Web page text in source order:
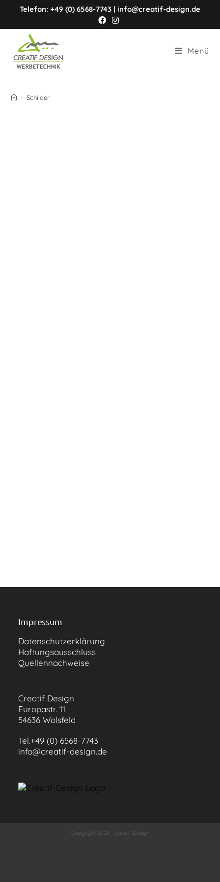
Telefon: +49 (0) 6568-7743 | info@creatif-design.de
Menü
Schilder
> Schilder
Impressum
Datenschutzerklärung
Haftungsausschluss
Quellennachweise
Creatif Design
Europastr. 11
54636 Wolsfeld
Tel.+49 (0) 6568-7743
info@creatif-design.de
Copyright 2026 - Creatif Design